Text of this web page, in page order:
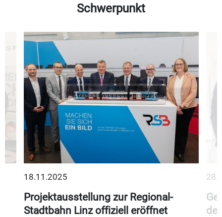
Schwerpunkt
18.11.2025
Projektausstellung zur Regional-
Stadtbahn Linz offiziell eröffnet